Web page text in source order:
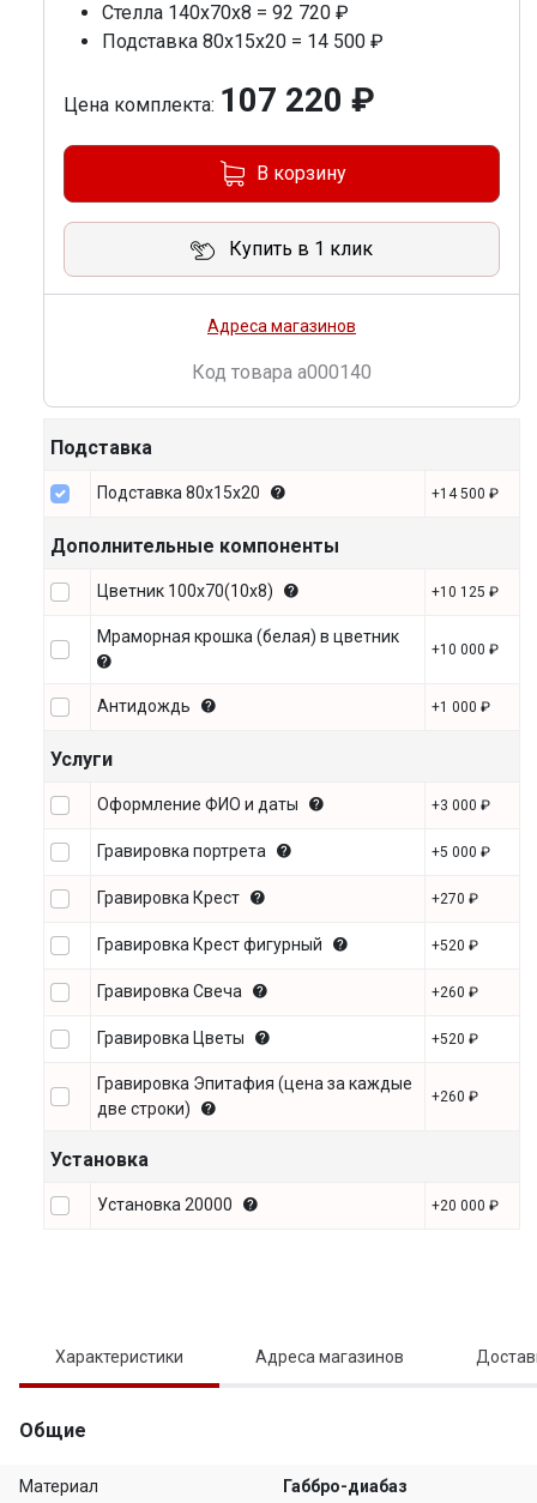
Подставка
Подставка 80х15х20 +14 500 ₽
Дополнительные компоненты
Цветник 100х70(10х8) +10 125 ₽
Мраморная крошка (белая) в цветник
+10 000 ₽
Антидождь +1 000 ₽
Услуги
Оформление ФИО и даты +3 000 ₽
Гравировка портрета +5 000 ₽
Гравировка Крест +270 ₽
Гравировка Крест фигурный +520 ₽
Гравировка Свеча +260 ₽
Гравировка Цветы +520 ₽
Гравировка Эпитафия (цена за каждые
две строки)
+260 ₽
Установка
Установка 20000 +20 000 ₽
Стелла 140х70х8 = 92 720 ₽
Подставка 80х15х20 = 14 500 ₽
Цена комплекта: 107 220 ₽
В корзину
Купить в 1 клик
Адреса магазинов
Код товара a000140
Характеристики Адреса магазинов
Общие
Материал Габбро-диабаз